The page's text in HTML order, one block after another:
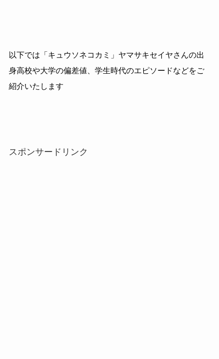
以下では「キュウソネコカミ」ヤマサキセイヤさんの出
身高校や大学の偏差値、学生時代のエピソードなどをご
紹介いたします
スポンサードリンク